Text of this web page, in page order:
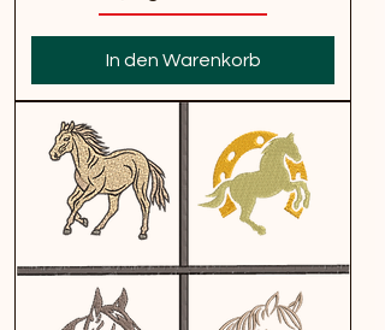
In den Warenkorb